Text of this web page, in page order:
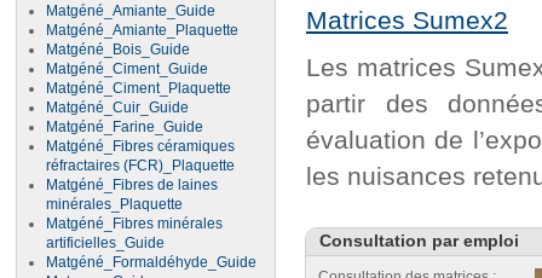
Matgéné_Amiante_Guide
Matgéné_Amiante_Plaquette
Matgéné_Bois_Guide
Matgéné_Ciment_Guide
Matgéné_Ciment_Plaquette
Matgéné_Cuir_Guide
Matgéné_Farine_Guide
Matgéné_Fibres céramiques
réfractaires (FCR)_Plaquette
Matgéné_Fibres de laines
minérales_Plaquette
Matgéné_Fibres minérales
artificielles_Guide
Matgéné_Formaldéhyde_Guide
Matrices Sumex2
Les matrices
partir des
évaluation de
les nuisances
Consultation par emploi